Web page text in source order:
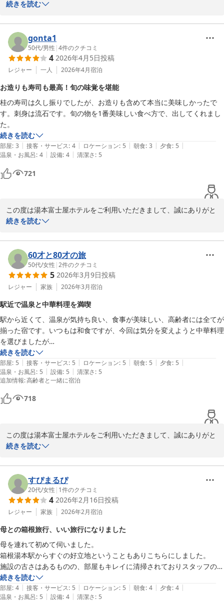
遊べました。
て、のびのび過ごせました。また泊まりに行きますね。
うございます。
く拝見いたしました。
観光地が混み合う中、当館でのお時間が少しでも心和むひとときと
なっておりましたら何よりでございます。
スタッフの対応やお声がけについても温かいお言葉を頂戴し、大変
光栄でございます。
ルを目指してまいりますので、箱根にいらっしゃる際にはぜひお気
軽にお立ち寄りくださいませ。
再びお会いできます日を、心よりお待ち申し上げております。
箱根湯本温泉 湯本富士屋ホテル
2026-03-11
続きを読む
gonta1
50代/男性 |4件のクチコミ
4 2026年4月5日投稿
レジャー 一人 2026年4月宿泊
お造りも寿司も最高！旬の味覚を堪能
桂の寿司は久し振りでしたが、お造りも含めて本当に美味しかったで
す。刺身は流石です。旬の物を1番美味しい食べ方で、出してくれまし
た。
続きを読む
部屋: 3 | 接客・サービス: 4 | ロケーション: 5 | 朝食: 3 | 夕食: 5 |
温泉・お風呂: 4 | 設備: 4 | 清潔さ: 5
721
この度は湯本富士屋ホテルをご利用いただきまして、誠にありがと
うございます。
食材をお楽しみいただけたとのお言葉、大変嬉しく拝読いたしまし
た。
これからも季節の食材を最も美味しい状態でご提供できるよう、心
を込めて調理してまいります。
ぜひまたのご来店を心よりお待ち申し上げております。
した。
箱根湯本温泉 湯本富士屋ホテル
2026-04-07
続きを読む
60才と80才の旅
50代/女性 |2件のクチコミ
5 2026年3月9日投稿
レジャー 家族 2026年3月宿泊
駅近で温泉と中華料理を満喫
駅から近くて、温泉が気持ち良い、食事が美味しい、高齢者には全てが
揃った宿です。いつもは和食ですが、今回は気分を変えようと中華料理
を選びましたが
、工夫が凝らされていて大満足。季節折々の景色と食事を楽しみに、定
期的に利用したいです。
続きを読む
部屋: 5 | 接客・サービス: 5 | ロケーション: 5 | 朝食: 5 | 夕食: 5 |
温泉・お風呂: 5 | 設備: 5 | 清潔さ: 5
追加情報:高齢者と一緒に宿泊
718
この度は湯本富士屋ホテルをご利用いただきまして、誠にありがと
うございます。
と、大変嬉しく拝見いたしました。
中華料理のご夕食につきまして、「工夫が凝らされていて大満足」
とのお言葉とともにお写真も添えていただき、調理スタッフにとっ
ても大きな励みになります。
当ホテルでは中国料理の他に日本料理、フランス料理のレストラン
ておりますので、ぜひまた違った季節にもお越しいただけましたら
幸いです。
またのご来館をスタッフ一同、心よりお待ち申し上げております。
箱根湯本温泉 湯本富士屋ホテル
2026-03-11
続きを読む
すぴまるぴ
20代/女性 | 1件のクチコミ
4 2026年2月16日投稿
レジャー 家族 2026年2月宿泊
母との箱根旅行、いい旅行になりました
母を連れて初めて伺いました。
箱根湯本駅からすぐの好立地ということもありこちらにしました。
施設の古さはあるものの、部屋もキレイに清掃されておりスタッフの方
の説明も丁寧で全体的には満足しています。
夕食はフランス料理をいただきましたが、お魚とデザートが美味しかっ
たです！声掛けやお皿を下げるタイミングもよかったです。お肉が鴨肉
続きを読む
部屋: 4 | 接客・サービス: 5 | ロケーション: 5 | 朝食: 4 | 夕食: 4 |
温泉・お風呂: 5 | 設備: 4 | 清潔さ: 5